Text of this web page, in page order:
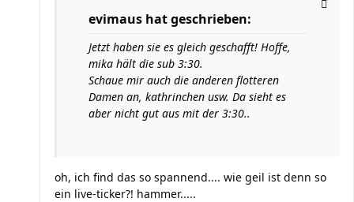
evimaus hat geschrieben:
Jetzt haben sie es gleich geschafft! Hoffe,
mika hält die sub 3:30.
Schaue mir auch die anderen flotteren
Damen an, kathrinchen usw. Da sieht es
aber nicht gut aus mit der 3:30..
oh, ich find das so spannend.... wie geil ist denn so
ein live-ticker?! hammer.....